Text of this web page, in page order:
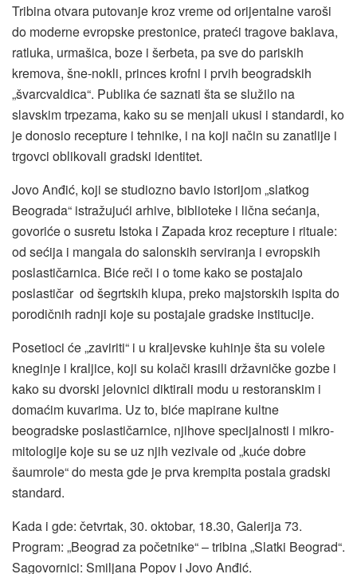
Tribina otvara putovanje kroz vreme od orijentalne varoši
do moderne evropske prestonice, prateći tragove baklava,
ratluka, urmašica, boze i šerbeta, pa sve do pariskih
kremova, šne-nokli, princes krofni i prvih beogradskih
„švarcvaldica“. Publika će saznati šta se služilo na
slavskim trpezama, kako su se menjali ukusi i standardi, ko
je donosio recepture i tehnike, i na koji način su zanatlije i
trgovci oblikovali gradski identitet.
Jovo Anđić, koji se studiozno bavio istorijom „slatkog
Beograda“ istražujući arhive, biblioteke i lična sećanja,
govoriće o susretu Istoka i Zapada kroz recepture i rituale:
od sećija i mangala do salonskih serviranja i evropskih
poslastičarnica. Biće reči i o tome kako se postajalo
poslastičar od šegrtskih klupa, preko majstorskih ispita do
porodičnih radnji koje su postajale gradske institucije.
Posetioci će „zaviriti“ i u kraljevske kuhinje šta su volele
kneginje i kraljice, koji su kolači krasili državničke gozbe i
kako su dvorski jelovnici diktirali modu u restoranskim i
domaćim kuvarima. Uz to, biće mapirane kultne
beogradske poslastičarnice, njihove specijalnosti i mikro-
mitologije koje su se uz njih vezivale od „kuće dobre
šaumrole“ do mesta gde je prva krempita postala gradski
standard.
Kada i gde: četvrtak, 30. oktobar, 18.30, Galerija 73.
Program: „Beograd za početnike“ – tribina „Slatki Beograd“.
Sagovornici: Smiljana Popov i Jovo Anđić.